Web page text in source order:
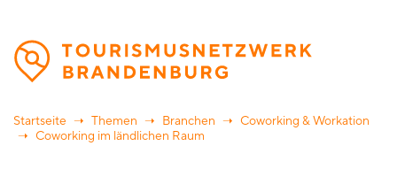
Direkt
zum
Inhalt
Startseite Themen Branchen
Coworking & Workation
Coworking im ländlichen Raum